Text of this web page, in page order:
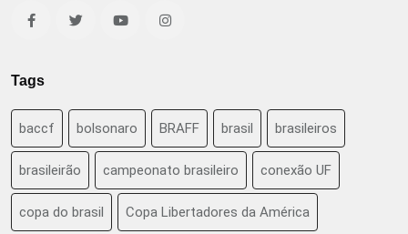
Tags
baccf bolsonaro BRAFF brasil brasileiros
brasileirão campeonato brasileiro conexão UF
copa do brasil Copa Libertadores da América